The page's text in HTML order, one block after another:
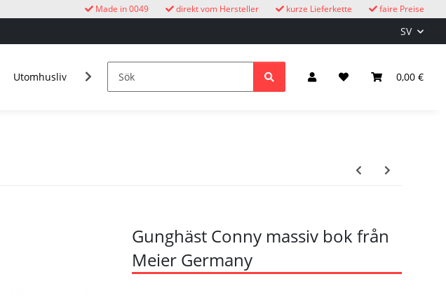
faire Preise
kurze Lieferkette
direkt vom Hersteller
Made in 0049
SV
0,00 €
Utomhusliv Kuckucksuhren Belysning & el
Gunghäst Conny massiv bok från
Meier Germany